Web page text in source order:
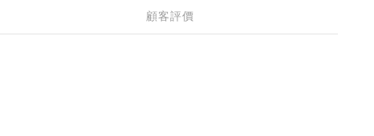
顧客評價